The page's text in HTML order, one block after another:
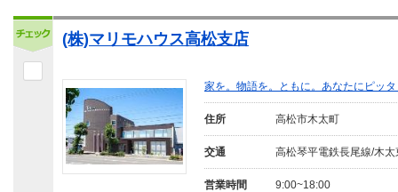
(株)マリモハウス高松支店
家を。物語を。ともに。あなたにピッ
住所 高松市木太町
交通 高松琴平電鉄長尾線/木
営業時間 9:00~18:00